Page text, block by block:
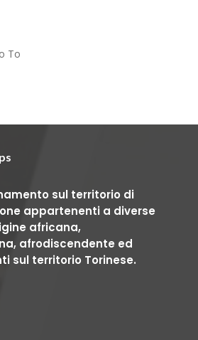
To
sul territorio di
appartenenti a diverse
africana,
afrodiscendente ed
sul territorio Torinese.